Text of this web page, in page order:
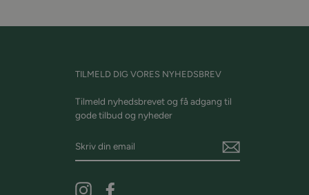
TILMELD DIG VORES NYHEDSBREV
Tilmeld nyhedsbrevet og få adgang til
gode tilbud og nyheder
din
email
Instagram